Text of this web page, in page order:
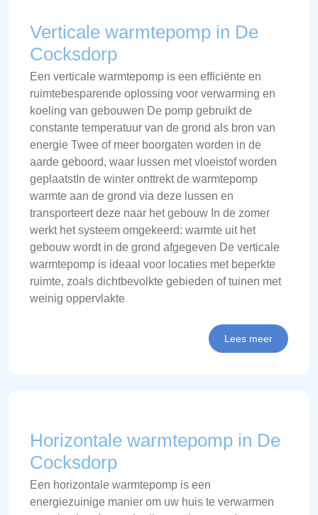
Verticale warmtepomp in De
Cocksdorp
Een verticale warmtepomp is een efficiënte en
ruimtebesparende oplossing voor verwarming en
koeling van gebouwen De pomp gebruikt de
constante temperatuur van de grond als bron van
energie Twee of meer boorgaten worden in de
aarde geboord, waar lussen met vloeistof worden
geplaatstIn de winter onttrekt de warmtepomp
warmte aan de grond via deze lussen en
transporteert deze naar het gebouw In de zomer
werkt het systeem omgekeerd: warmte uit het
gebouw wordt in de grond afgegeven De verticale
warmtepomp is ideaal voor locaties met beperkte
ruimte, zoals dichtbevolkte gebieden of tuinen met
weinig oppervlakte
Lees meer
Horizontale warmtepomp in De
Cocksdorp
Een horizontale warmtepomp is een
energiezuinige manier om uw huis te verwarmen